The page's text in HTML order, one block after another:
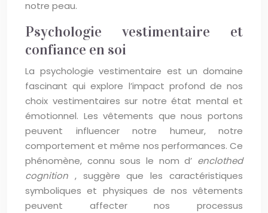
notre peau.
Psychologie vestimentaire et
confiance en soi
La psychologie vestimentaire est un domaine
fascinant qui explore l’impact profond de nos
choix vestimentaires sur notre état mental et
émotionnel. Les vêtements que nous portons
peuvent influencer notre humeur, notre
comportement et même nos performances. Ce
phénomène, connu sous le nom d’ enclothed
cognition , suggère que les caractéristiques
symboliques et physiques de nos vêtements
peuvent affecter nos processus